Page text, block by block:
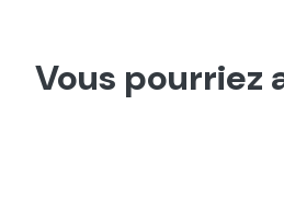
Vous pourriez